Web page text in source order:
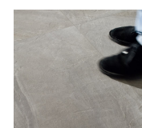
米 / 灰 / 黑